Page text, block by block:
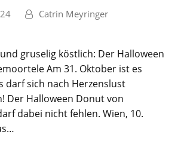
Catrin Meyringer
gruselig köstlich: Der Halloween
Am 31. Oktober ist es
darf sich nach Herzenslust
Der Halloween Donut von
dabei nicht fehlen. Wien, 10.